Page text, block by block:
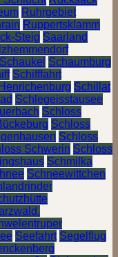
Ruhrgebiet
Ruppertsklamm
Steig Saarland
Schaukel Schaumburg
Schifffahrt
Schillat
Schlegeisstausee
Schloss
Schloss
Schloss
Schwerin Schloss
Schmilka
Schneewittchen
Seefahrt Segelflug